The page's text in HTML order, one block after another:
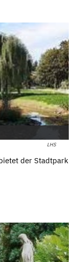
LHS
der Stadtpark